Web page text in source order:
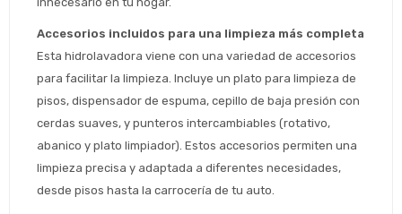
Accesorios incluidos para una limpieza más completa
Esta hidrolavadora viene con una variedad de accesorios
para facilitar la limpieza. Incluye un plato para limpieza de
pisos, dispensador de espuma, cepillo de baja presión con
cerdas suaves, y punteros intercambiables (rotativo,
abanico y plato limpiador). Estos accesorios permiten una
limpieza precisa y adaptada a diferentes necesidades,
desde pisos hasta la carrocería de tu auto.
Estimado/a